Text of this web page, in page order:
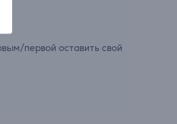
первой оставить свой